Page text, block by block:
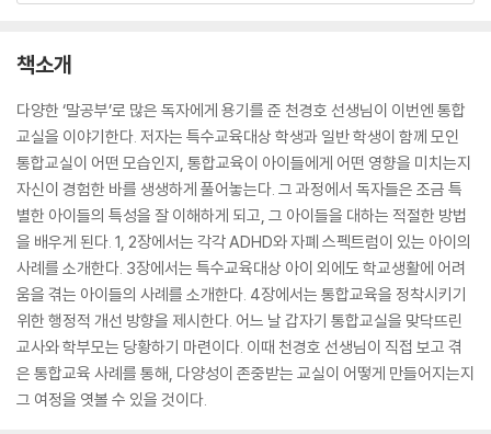
책소개
다양한 ‘말공부’로 많은 독자에게 용기를 준 천경호 선생님이 이번엔 통합
교실을 이야기한다. 저자는 특수교육대상 학생과 일반 학생이 함께 모인
통합교실이 어떤 모습인지, 통합교육이 아이들에게 어떤 영향을 미치는지
자신이 경험한 바를 생생하게 풀어놓는다. 그 과정에서 독자들은 조금 특
별한 아이들의 특성을 잘 이해하게 되고, 그 아이들을 대하는 적절한 방법
을 배우게 된다. 1, 2장에서는 각각 ADHD와 자폐 스펙트럼이 있는 아이의
사례를 소개한다. 3장에서는 특수교육대상 아이 외에도 학교생활에 어려
움을 겪는 아이들의 사례를 소개한다. 4장에서는 통합교육을 정착시키기
위한 행정적 개선 방향을 제시한다. 어느 날 갑자기 통합교실을 맞닥뜨린
교사와 학부모는 당황하기 마련이다. 이때 천경호 선생님이 직접 보고 겪
은 통합교육 사례를 통해, 다양성이 존중받는 교실이 어떻게 만들어지는지
그 여정을 엿볼 수 있을 것이다.